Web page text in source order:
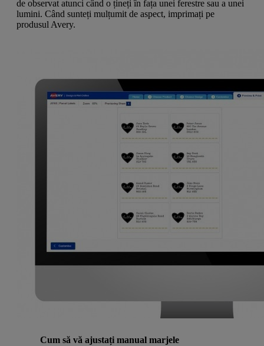
de observat atunci când o țineți în fața unei ferestre sau a unei
lumini. Când sunteți mulțumit de aspect, imprimați pe
produsul Avery.
Cum să vă ajustați manual marjele